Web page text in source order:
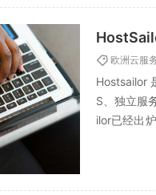
欧洲云服
Hostsailor
S、独立服
ilor已经出